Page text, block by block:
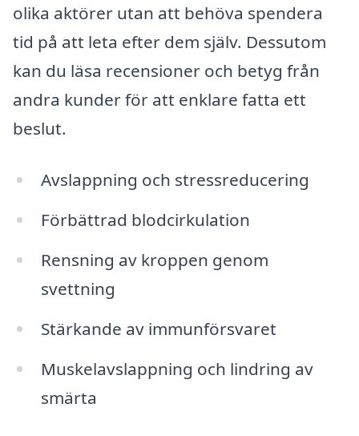
olika aktörer utan att behöva spendera
tid på att leta efter dem själv. Dessutom
kan du läsa recensioner och betyg från
andra kunder för att enklare fatta ett
beslut.
Avslappning och stressreducering
Förbättrad blodcirkulation
Rensning av kroppen genom
svettning
Stärkande av immunförsvaret
Muskelavslappning och lindring av
smärta